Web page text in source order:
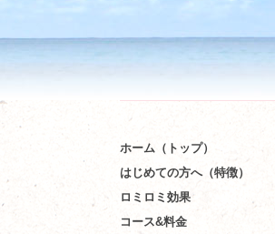
ホーム（トップ）
はじめての方へ（特徴）
ロミロミ効果
コース&料金